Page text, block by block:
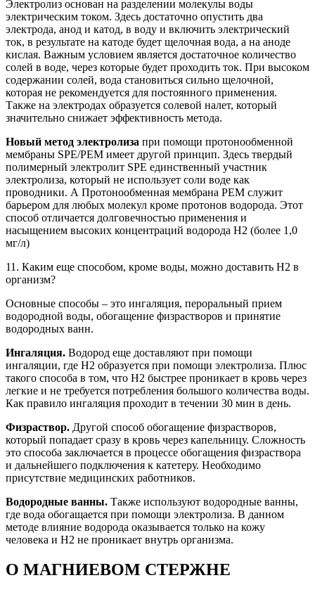
Электролиз основан на разделении молекулы воды
электрическим током. Здесь достаточно опустить два
электрода, анод и катод, в воду и включить электрический
ток, в результате на катоде будет щелочная вода, а на аноде
кислая. Важным условием является достаточное количество
солей в воде, через которые будет проходить ток. При высоком
содержании солей, вода становиться сильно щелочной,
которая не рекомендуется для постоянного применения.
Также на электродах образуется солевой налет, который
значительно снижает эффективность метода.
Новый метод электролиза при помощи протонообменной
мембраны SPE/PEM имеет другой принцип. Здесь твердый
полимерный электролит SPE единственный участник
электролиза, который не использует соли воде как
проводники. А Протонообменная мембрана PEM служит
барьером для любых молекул кроме протонов водорода. Этот
способ отличается долговечностью применения и
насыщением высоких концентраций водорода Н2 (более 1,0
мг/л)
11. Каким еще способом, кроме воды, можно доставить Н2 в
организм?
Основные способы – это ингаляция, пероральный прием
водородной воды, обогащение физрастворов и принятие
водородных ванн.
Ингаляция. Водород еще доставляют при помощи
ингаляции, где Н2 образуется при помощи электролиза. Плюс
такого способа в том, что Н2 быстрее проникает в кровь через
легкие и не требуется потребления большого количества воды.
Как правило ингаляция проходит в течении 30 мин в день.
Физраствор. Другой способ обогащение физрастворов,
который попадает сразу в кровь через капельницу. Сложность
это способа заключается в процессе обогащения физраствора
и дальнейшего подключения к катетеру. Необходимо
присутствие медицинских работников.
Водородные ванны. Также используют водородные ванны,
где вода обогащается при помощи электролиза. В данном
методе влияние водорода оказывается только на кожу
человека и Н2 не проникает внутрь организма.
О МАГНИЕВОМ СТЕРЖНЕ